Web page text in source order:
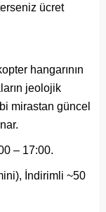
ücret
hangarının
jeolojik
mirastan güncel
– 17:00.
İndirimli ~50